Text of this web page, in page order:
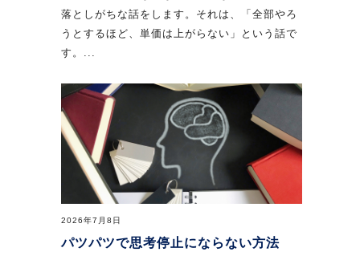
落としがちな話をします。それは、「全部やろ
うとするほど、単価は上がらない」という話で
す。...
2026年7月8日
パツパツで思考停止にならない方法